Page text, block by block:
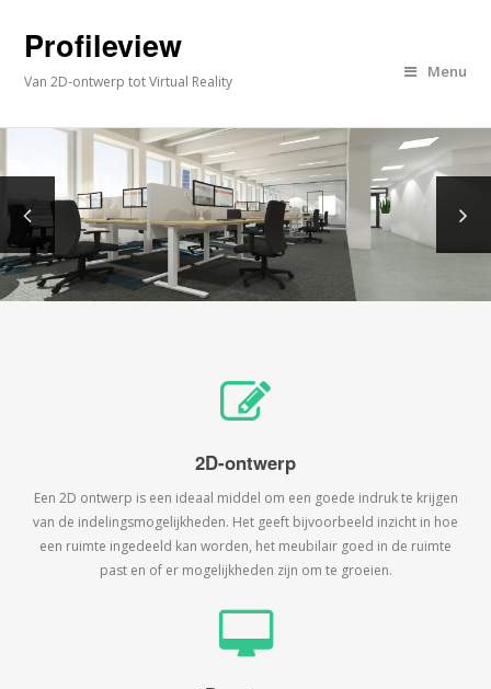
Profileview
Van 2D-ontwerp tot Virtual Reality
Menu
2D-ontwerp
Een 2D ontwerp is een ideaal middel om een goede indruk te krijgen
van de indelingsmogelijkheden. Het geeft bijvoorbeeld inzicht in hoe
een ruimte ingedeeld kan worden, het meubilair goed in de ruimte
past en of er mogelijkheden zijn om te groeien.